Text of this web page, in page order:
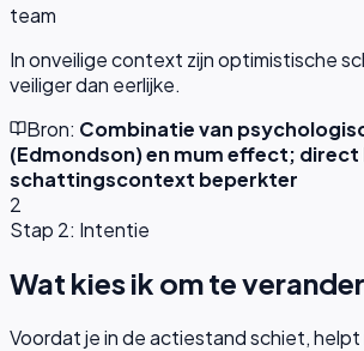
team
In onveilige context zijn optimistische
veiliger dan eerlijke.
Bron: Combinatie van
(Edmondson) en mum effect; direct
schattingscontext beperkter
2
Stap 2: Intentie
Wat kies ik om te
Voordat je in de actiestand schiet,